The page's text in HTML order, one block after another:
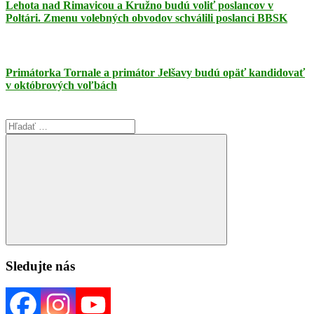
Lehota nad Rimavicou a Kružno budú voliť poslancov v
Poltári. Zmenu volebných obvodov schválili poslanci BBSK
Primátorka Tornale a primátor Jelšavy budú opäť kandidovať
v októbrových voľbách
Search
for:
Search
Sledujte nás